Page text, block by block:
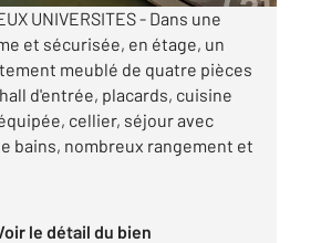
UNIVERSITES - Dans une
et sécurisée, en étage, un
meublé de quatre pièces
d'entrée, placards, cuisine
cellier, séjour avec
bains, nombreux rangement et
Voir le détail du bien